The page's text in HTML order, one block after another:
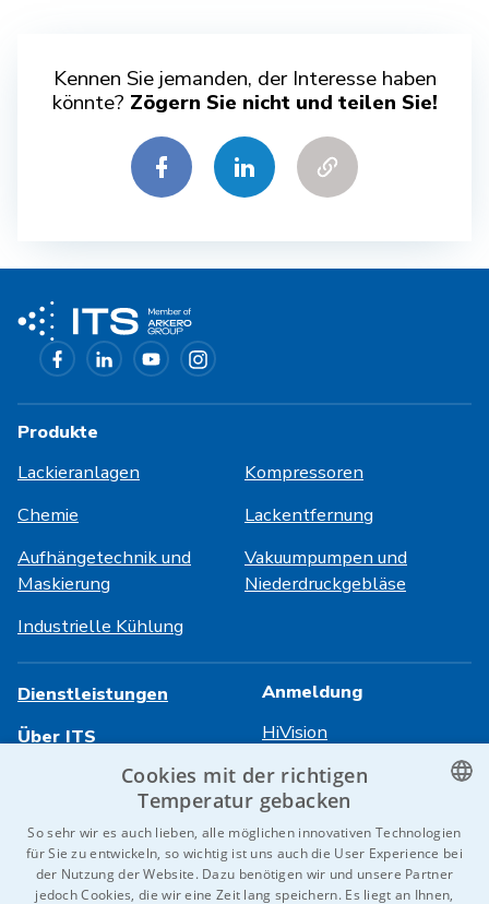
Kennen Sie jemanden, der Interesse haben
könnte? Zögern Sie nicht und teilen Sie!
Produkte
Lackieranlagen
Kompressoren
Chemie
Lackentfernung
Aufhängetechnik und
Maskierung
Vakuumpumpen und
Niederdruckgebläse
Industrielle Kühlung
Dienstleistungen
Über ITS
Referenzen
Kontaktieren Sie uns
Anmeldung
HiVision
Technische Datenblätter
CZECH
Cookies mit der richtigen
Temperatur gebacken
So sehr wir es auch lieben, alle möglichen innovativen Technologien
für Sie zu entwickeln, so wichtig ist uns auch die User Experience bei
der Nutzung der Website. Dazu benötigen wir und unsere Partner
jedoch Cookies, die wir eine Zeit lang speichern. Es liegt an Ihnen,